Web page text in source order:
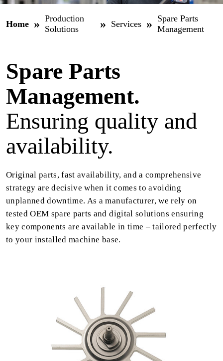
Home » Production
Solutions
» Services » Spare Parts
Management
Spare Parts
Management.
Ensuring quality and
availability.
Original parts, fast availability, and a comprehensive
strategy are decisive when it comes to avoiding
unplanned downtime. As a manufacturer, we rely on
tested OEM spare parts and digital solutions ensuring
key components are available in time – tailored perfectly
to your installed machine base.